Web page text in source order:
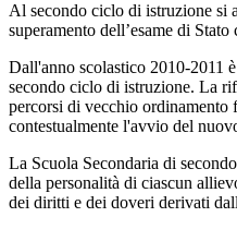
Al secondo ciclo di istruzione si
superamento dell’esame di
Dall'anno scolastico 2010-2011
secondo ciclo di istruzione. La
percorsi di vecchio ordinamento
contestualmente l'avvio del
La Scuola Secondaria di
della personalità di ciascun
dei diritti e dei doveri derivati